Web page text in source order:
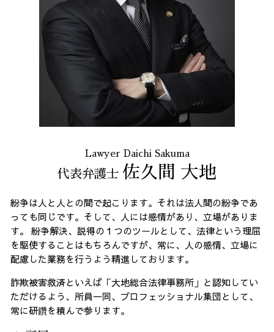
不当請求 東京都 相談
任意整理 東京都 相談
契約書作成 港区 弁護士
過払い金請求 全国 相談
消費者被害 23区 相談
Lawyer Daichi Sakuma
代表弁護士 佐久間 大地
紛争は人と人との間で起こります。それは法人間の紛争であ
っても同じです。そして、人には感情があり、立場がありま
す。 紛争解決、説得の１つのツールとして、法律という理屈
を駆使することはもちろんですが、常に、人の感情、立場に
配慮した業務を行うよう精進しております。
詐欺被害救済といえば「大地総合法律事務所」と認知してい
ただけるよう、所員一同、プロフェッショナル集団として、
常に研鑽を積んで参ります。